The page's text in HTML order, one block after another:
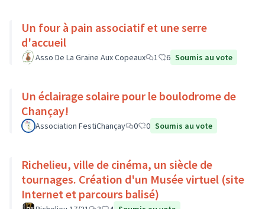
Un four à pain associatif et une serre
d'accueil
Asso De La Graine Aux Copeaux 1 6 Soumis au vote
Un éclairage solaire pour le boulodrome de
Chançay!
Association FestiChançay 0 0 Soumis au vote
Richelieu, ville de cinéma, un siècle de
tournages. Création d'un Musée virtuel (site
Internet et parcours balisé)